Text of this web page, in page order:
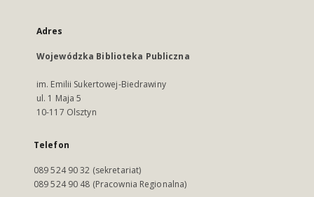
Adres
Wojewódzka Biblioteka Publiczna
im. Emilii Sukertowej-Biedrawiny
ul. 1 Maja 5
10-117 Olsztyn
Telefon
089 524 90 32 (sekretariat)
089 524 90 48 (Pracownia Regionalna)